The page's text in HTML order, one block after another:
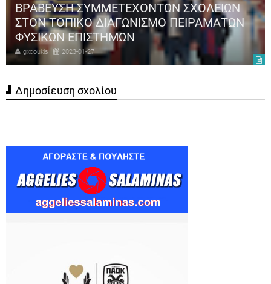
ΒΡΑΒΕΥΣΗ ΣΥΜΜΕΤΕΧΟΝΤΩΝ ΣΧΟΛΕΙΩΝ
ΣΤΟΝ ΤΟΠΙΚΟ ΔΙΑΓΩΝΙΣΜΟ ΠΕΙΡΑΜΑΤΩΝ
ΦΥΣΙΚΩΝ ΕΠΙΣΤΗΜΩΝ
gxcoukis 2023-01-27
Δημοσίευση σχολίου